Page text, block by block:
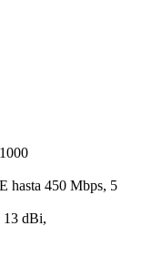
hasta 450 Mbps, 5
13 dBi,